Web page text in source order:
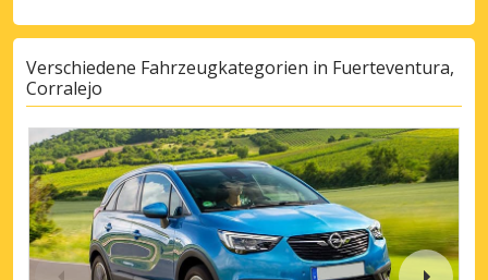
Verschiedene Fahrzeugkategorien in Fuerteventura,
Corralejo